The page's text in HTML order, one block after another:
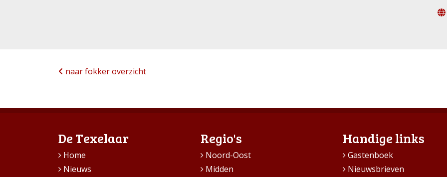
naar fokker overzicht
De Texelaar
Home
Nieuws
Regio's
Noord-Oost
Midden
Handige links
Gastenboek
Nieuwsbrieven